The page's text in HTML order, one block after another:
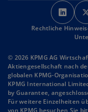
w
i
r
d
n
e
i
n
Rechtliche
© 2026 KPMG AG
Aktiengesellschaft nach
globalen KPMG-
KPMG International
by Guarantee,
Für weitere Einzelheiten
von KPMG besuchen Sie